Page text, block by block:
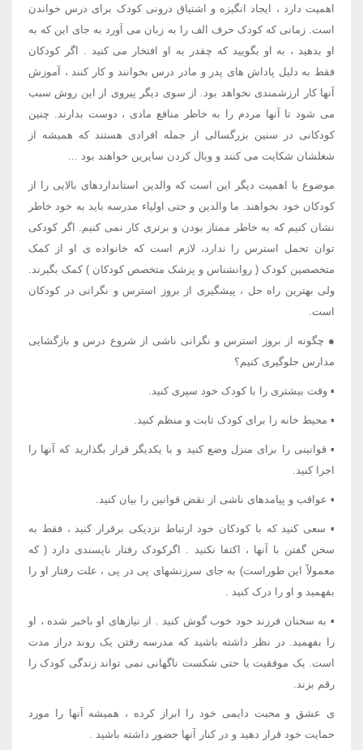
اهمیت دارد ، ایجاد انگیزه و اشتیاق درونی کودک برای درس خواندن
است. زمانی که کودک حرف الف را به زبان می آورد به جای این که به
او بدهید ، به او بگویید که چقدر به او افتخار می کنید . اگر کودکان
فقط به دلیل پاداش های پدر و مادر درس بخوانند و کار کنند ، آموزش
آنها کار ارزشمندی نخواهد بود. از سوی دیگر پیروی از این روش سبب
می شود تا آنها مردم را به خاطر منافع مادی ، دوست بدارند. چنین
کودکانی در سنین بزرگسالی از جمله افرادی هستند که همیشه از
شغلشان شکایت می کنند و وبال کردن سایرین خواهند بود ...
موضوع با اهمیت دیگر این است که والدین استانداردهای بالایی را از
کودکان خود نخواهند. ما والدین و حتی اولیاء مدرسه باید به خود خاطر
نشان کنیم که به خاطر ممتاز بودن و برتری کار نمی کنیم. اگر کودکی
توان تحمل استرس را ندارد، لازم است که خانواده ی او از کمک
متخصصین کودک ( روانشناس و پزشک متخصص کودکان ) کمک بگیرند.
ولی بهترین راه حل ، پیشگیری از بروز استرس و نگرانی در کودکان
است.
● چگونه از بروز استرس و نگرانی ناشی از شروع درس و بازگشایی
مدارس جلوگیری کنیم؟
▪ وقت بیشتری را با کودک خود سپری کنید.
▪ محیط خانه را برای کودک ثابت و منظم کنید.
▪ قوانینی را برای منزل وضع کنید و با یکدیگر قرار بگذارید که آنها را
اجرا کنید.
▪ عواقب و پیامدهای ناشی از نقض قوانین را بیان کنید.
▪ سعی کنید که با کودکان خود ارتباط نزدیکی برقرار کنید ، فقط به
سخن گفتن با آنها ، اکتفا نکنید . اگرکودک رفتار ناپسندی دارد ( که
معمولاً این طوراست) به جای سرزنشهای پی در پی ، علت رفتار او را
بفهمید و او را درک کنید .
▪ به سخنان فرزند خود خوب گوش کنید . از نیازهای او باخبر شده ، او
را بفهمید. در نظر داشته باشید که مدرسه رفتن یک روند دراز مدت
است. یک موفقیت یا حتی شکست ناگهانی نمی تواند زندگی کودک را
رقم بزند.
ی عشق و محبت دایمی خود را ابراز کرده ، همیشه آنها را مورد
حمایت خود قرار دهید و در کنار آنها حضور داشته باشید .